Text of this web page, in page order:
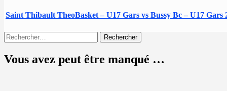
Saint Thibault TheoBasket – U17 Gars vs Bussy Bc – U17 Gars
Rechercher :
Vous avez peut être manqué …